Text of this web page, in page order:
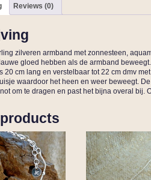
Reviews (0)
zilveren armband met zonnesteen,
gloed hebben als de armband
20 cm lang en verstelbaar tot 22 cm dmv
waardoor het heen en weer beweegt.
om te dragen en past het bijna overal bij.